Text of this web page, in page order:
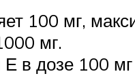
100 мг,
мг.
в дозе 100